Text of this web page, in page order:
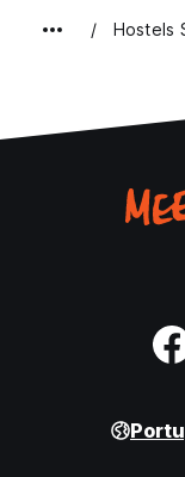
Hostels